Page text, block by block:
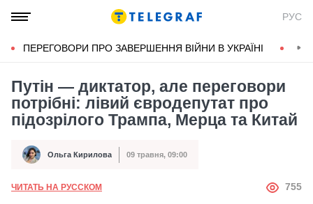
РУС
ПЕРЕГОВОРИ ПРО ЗАВЕРШЕННЯ ВІЙНИ В УКРАЇНІ
Путін — диктатор, але переговори
потрібні: лівий євродепутат про
підозрілого Трампа, Мерца та Китай
Автор Ольга Кирилова
Дата публікації 09 травня, 09:00
ЧИТАТЬ НА РУССКОМ АВТОР
755